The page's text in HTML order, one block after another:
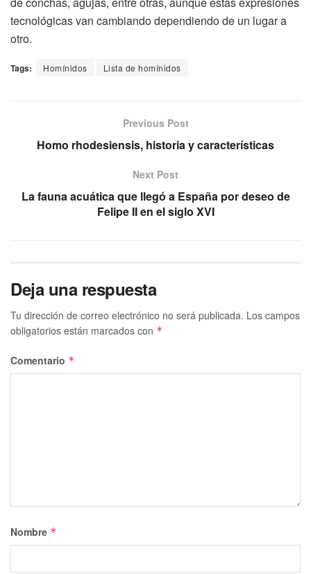
tecnológicas van cambiando dependiendo de un lugar a
otro.
Tags: Homínidos Lista de homínidos
Previous Post
Homo rhodesiensis, historia y características
Next Post
La fauna acuática que llegó a España por deseo de
Felipe II en el siglo XVI
Deja una respuesta
Tu dirección de correo electrónico no será publicada. Los campos
obligatorios están marcados con *
Comentario *
Nombre *